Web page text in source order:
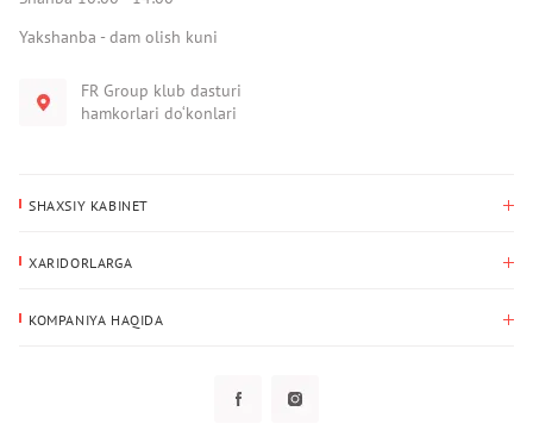
Yakshanba - dam olish kuni
FR Group klub dasturi
hamkorlari do‘konlari
SHAXSIY KABINET
Yetkazib berish manzili
XARIDORLARGA
KOMPANIYA HAQIDA